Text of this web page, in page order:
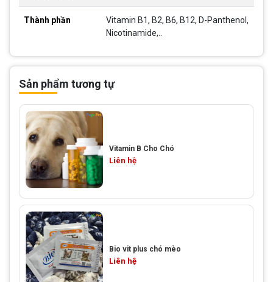
Thành phần
Vitamin B1, B2, B6, B12, D-Panthenol,
Nicotinamide,..
Sản phẩm tương tự
Vitamin B Cho Chó
Liên hệ
Bio vit plus chó mèo
Liên hệ